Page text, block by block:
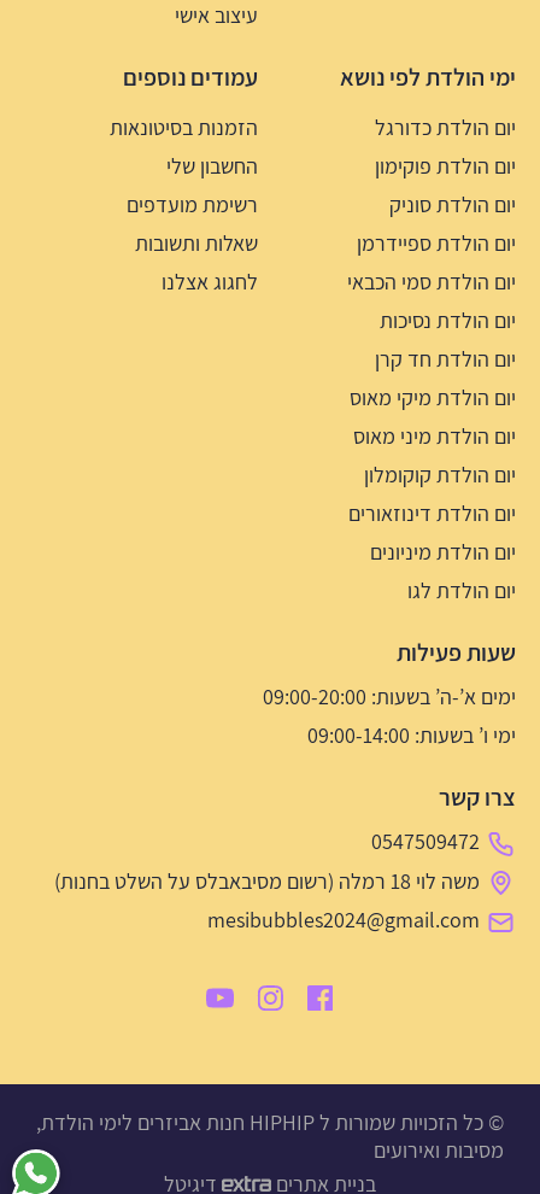
עיצוב אישי
ימי הולדת לפי נושא
יום הולדת כדורגל
יום הולדת פוקימון
יום הולדת סוניק
יום הולדת ספיידרמן
יום הולדת סמי הכבאי
יום הולדת נסיכות
יום הולדת חד קרן
יום הולדת מיקי מאוס
יום הולדת מיני מאוס
יום הולדת קוקומלון
יום הולדת דינוזאורים
יום הולדת מיניונים
יום הולדת לגו
עמודים נוספים
הזמנות בסיטונאות
החשבון שלי
רשימת מועדפים
שאלות ותשובות
לחגוג אצלנו
שעות פעילות
ימים א’-ה’ בשעות: 09:00-20:00
ימי ו’ בשעות: 09:00-14:00
צרו קשר
0547509472
משה לוי 18 רמלה (רשום מסיבאבלס על השלט בחנות)
mesibubbles2024@gmail.com
© כל הזכויות שמורות ל HIPHIP חנות אביזרים לימי הולדת,
מסיבות ואירועים
בניית אתרים
דיגיטל